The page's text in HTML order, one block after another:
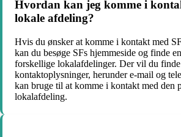
Hvordan kan jeg komme i
lokale afdeling?
Hvis du ønsker at komme i kontakt med
kan du besøge SFs hjemmeside og finde
forskellige lokalafdelinger. Der vil du
kontaktoplysninger, herunder e-mail og
kan bruge til at komme i kontakt med den
lokalafdeling.